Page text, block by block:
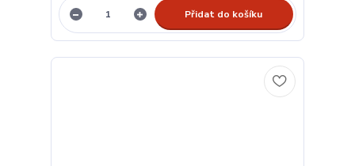
Přidat do košíku